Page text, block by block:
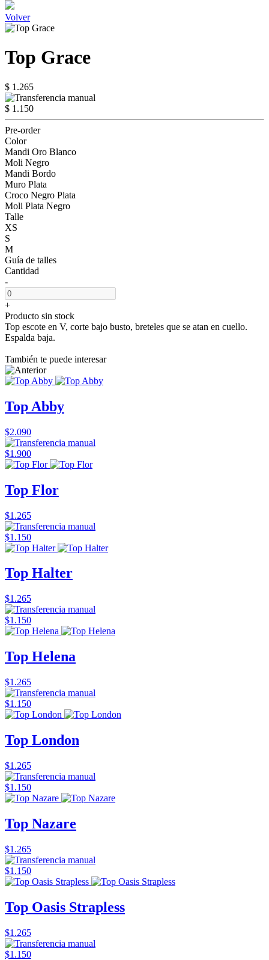
Volver
Top Grace
$ 1.265
$ 1.150
Pre-order
Color
Mandi Oro Blanco
Moli Negro
Mandi Bordo
Muro Plata
Croco Negro Plata
Moli Plata Negro
Talle
XS
S
M
Guía de talles
Cantidad
-
+
Producto sin stock
Top escote en V, corte bajo busto, breteles que se atan en cuello.
Espalda baja.
También te puede interesar
Top Abby
$2.090
$1.900
Top Flor
$1.265
$1.150
Top Halter
$1.265
$1.150
Top Helena
$1.265
$1.150
Top London
$1.265
$1.150
Top Nazare
$1.265
$1.150
Top Oasis Strapless
$1.265
$1.150